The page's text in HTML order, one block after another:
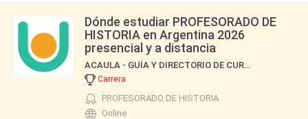
Dónde estudiar PROFESORADO DE
HISTORIA en Argentina 2026
presencial y a distancia
ACAULA - GUÍA Y DIRECTORIO DE CURSOS Y CARRERAS
Carrera
PROFESORADO DE HISTORIA
Online